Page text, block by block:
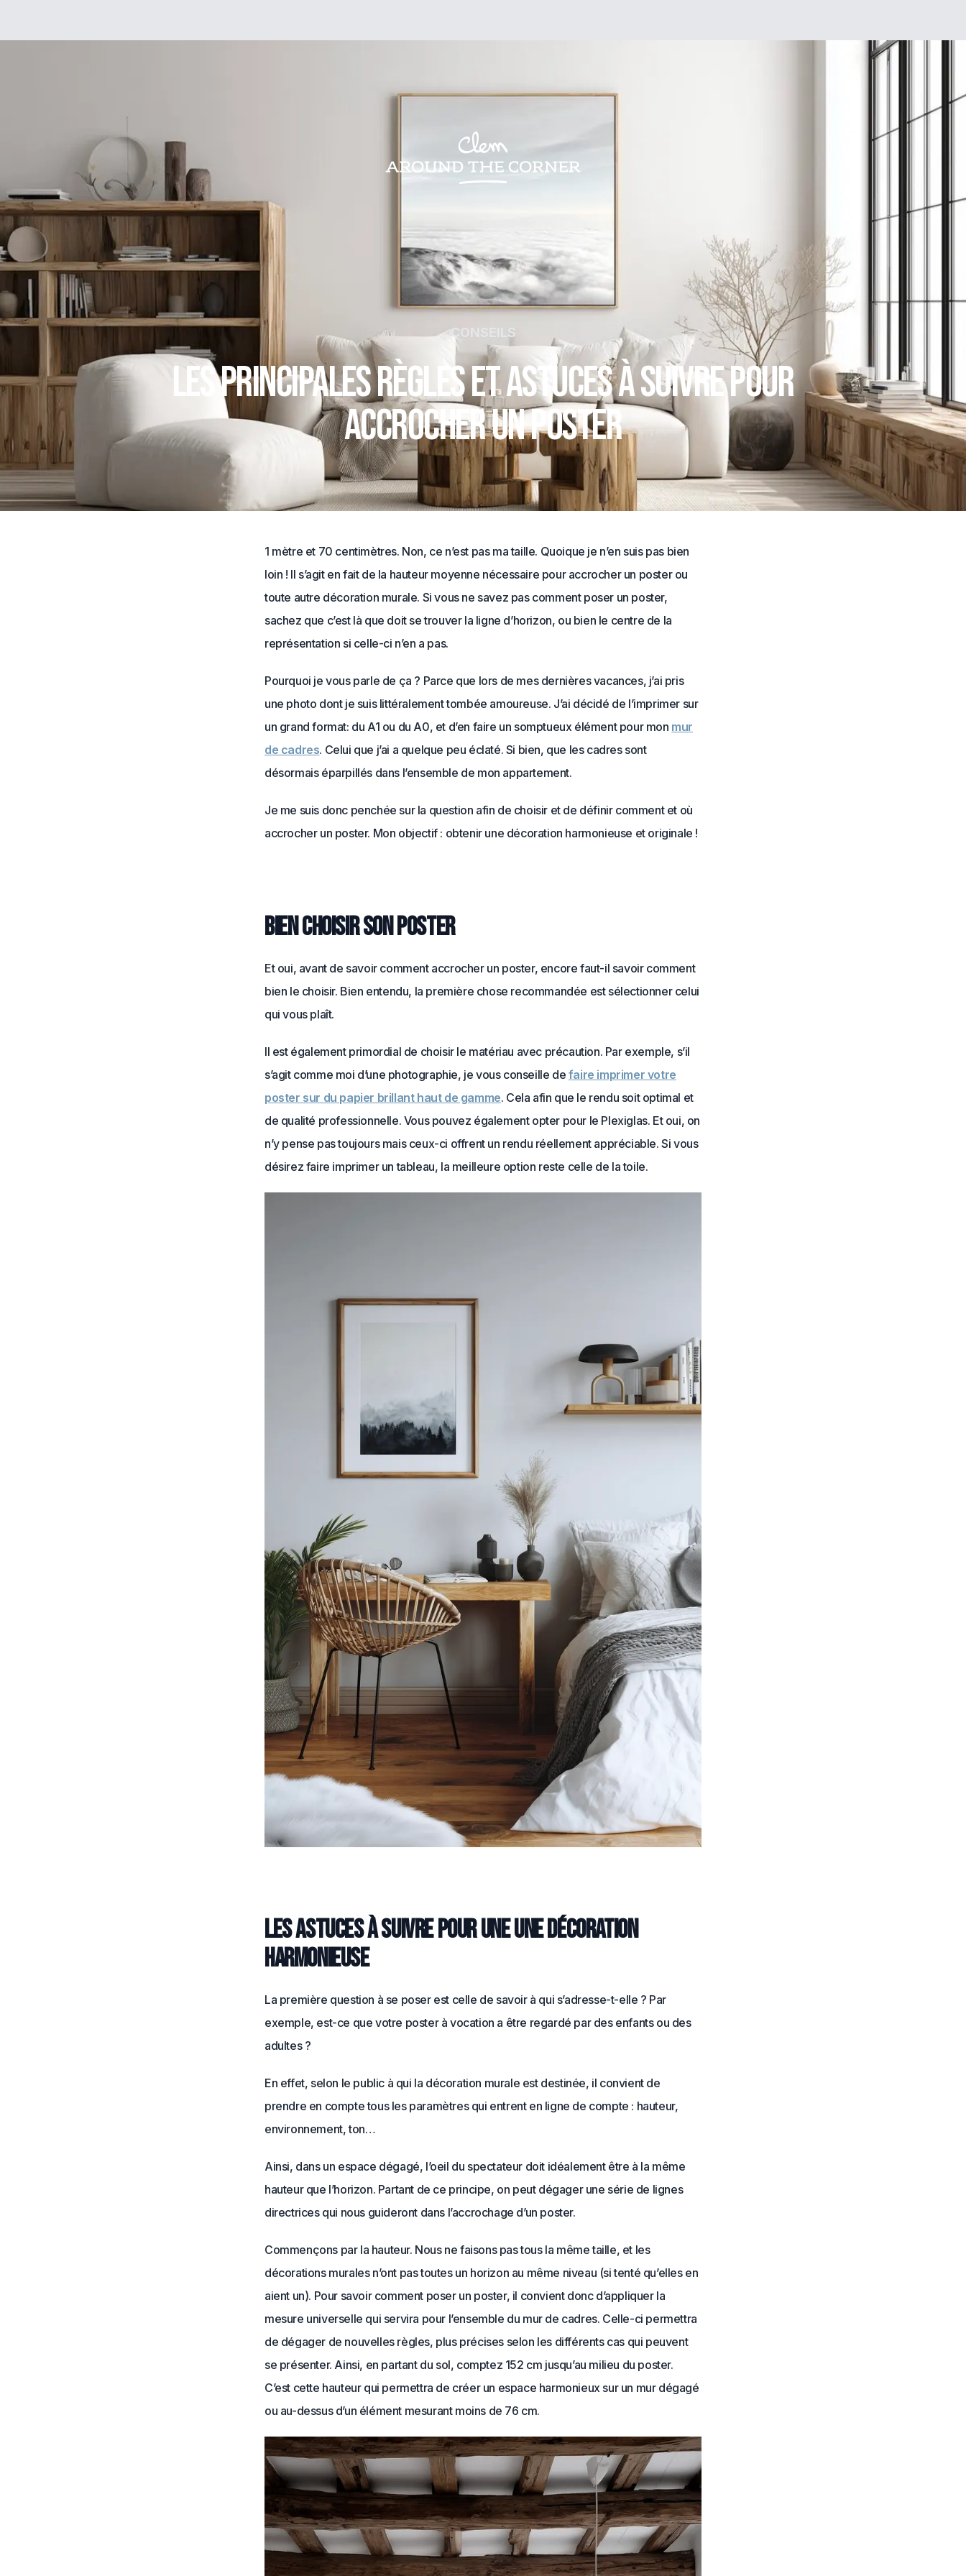
CONSEILS
Les principales règles et astuces à suivre pour
accrocher un poster
1 mètre et 70 centimètres. Non, ce n’est pas ma taille. Quoique je n’en suis pas bien
loin ! Il s’agit en fait de la hauteur moyenne nécessaire pour accrocher un poster ou
toute autre décoration murale. Si vous ne savez pas comment poser un poster,
sachez que c’est là que doit se trouver la ligne d’horizon, ou bien le centre de la
représentation si celle-ci n’en a pas.
Pourquoi je vous parle de ça ? Parce que lors de mes dernières vacances, j’ai pris
une photo dont je suis littéralement tombée amoureuse. J’ai décidé de l’imprimer sur
un grand format: du A1 ou du A0, et d’en faire un somptueux élément pour mon mur
de cadres. Celui que j’ai a quelque peu éclaté. Si bien, que les cadres sont
désormais éparpillés dans l’ensemble de mon appartement.
Je me suis donc penchée sur la question afin de choisir et de définir comment et où
accrocher un poster. Mon objectif : obtenir une décoration harmonieuse et originale !
Bien choisir son poster
Et oui, avant de savoir comment accrocher un poster, encore faut-il savoir comment
bien le choisir. Bien entendu, la première chose recommandée est sélectionner celui
qui vous plaît.
Il est également primordial de choisir le matériau avec précaution. Par exemple, s’il
s’agit comme moi d’une photographie, je vous conseille de faire imprimer votre
poster sur du papier brillant haut de gamme. Cela afin que le rendu soit optimal et
de qualité professionnelle. Vous pouvez également opter pour le Plexiglas. Et oui, on
n’y pense pas toujours mais ceux-ci offrent un rendu réellement appréciable. Si vous
désirez faire imprimer un tableau, la meilleure option reste celle de la toile.
Les astuces à suivre pour une une décoration
harmonieuse
La première question à se poser est celle de savoir à qui s’adresse-t-elle ? Par
exemple, est-ce que votre poster à vocation a être regardé par des enfants ou des
adultes ?
En effet, selon le public à qui la décoration murale est destinée, il convient de
prendre en compte tous les paramètres qui entrent en ligne de compte : hauteur,
environnement, ton…
Ainsi, dans un espace dégagé, l’oeil du spectateur doit idéalement être à la même
hauteur que l’horizon. Partant de ce principe, on peut dégager une série de lignes
directrices qui nous guideront dans l’accrochage d’un poster.
Commençons par la hauteur. Nous ne faisons pas tous la même taille, et les
décorations murales n’ont pas toutes un horizon au même niveau (si tenté qu’elles en
aient un). Pour savoir comment poser un poster, il convient donc d’appliquer la
mesure universelle qui servira pour l’ensemble du mur de cadres. Celle-ci permettra
de dégager de nouvelles règles, plus précises selon les différents cas qui peuvent
se présenter. Ainsi, en partant du sol, comptez 152 cm jusqu’au milieu du poster.
C’est cette hauteur qui permettra de créer un espace harmonieux sur un mur dégagé
ou au-dessus d’un élément mesurant moins de 76 cm.